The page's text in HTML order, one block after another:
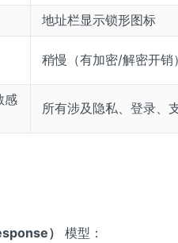
地址栏显示锁形图标
稍慢（有加密/解密开销
感
所有涉及隐私、登录、
）
模型：